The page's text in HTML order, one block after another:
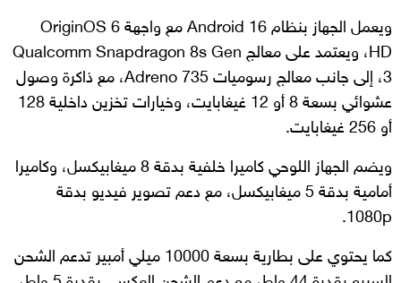
ويعمل الجهاز بنظام Android 16 مع واجهة OriginOS 6
HD، ويعتمد على معالج Qualcomm Snapdragon 8s Gen
3، إلى جانب معالج رسوميات Adreno 735، مع ذاكرة وصول
عشوائي بسعة 8 أو 12 غيغابايت، وخيارات تخزين داخلية 128
أو 256 غيغابايت.
ويضم الجهاز اللوحي كاميرا خلفية بدقة 8 ميغابيكسل، وكاميرا
أمامية بدقة 5 ميغابيكسل، مع دعم تصوير فيديو بدقة
1080p.
كما يحتوي على بطارية بسعة 10000 ميلي أمبير تدعم الشحن